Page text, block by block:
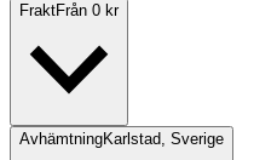
FraktFrån 0 kr
AvhämtningKarlstad, Sverige